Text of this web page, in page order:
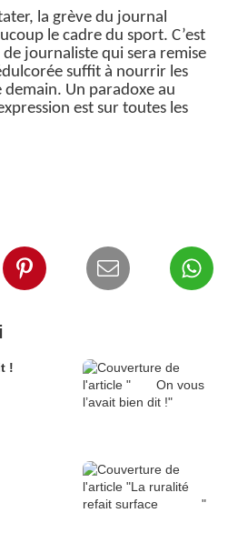
la grève du journal
le cadre du sport. C’est
journaliste qui sera remise
suffit à nourrir les
demain. Un paradoxe au
est sur toutes les
!